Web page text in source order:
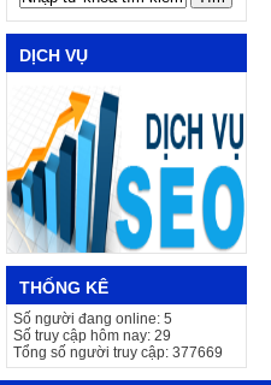
DỊCH VỤ
THỐNG KÊ
Số người đang online: 5
Số truy cập hôm nay: 29
Tổng số người truy cập: 377669